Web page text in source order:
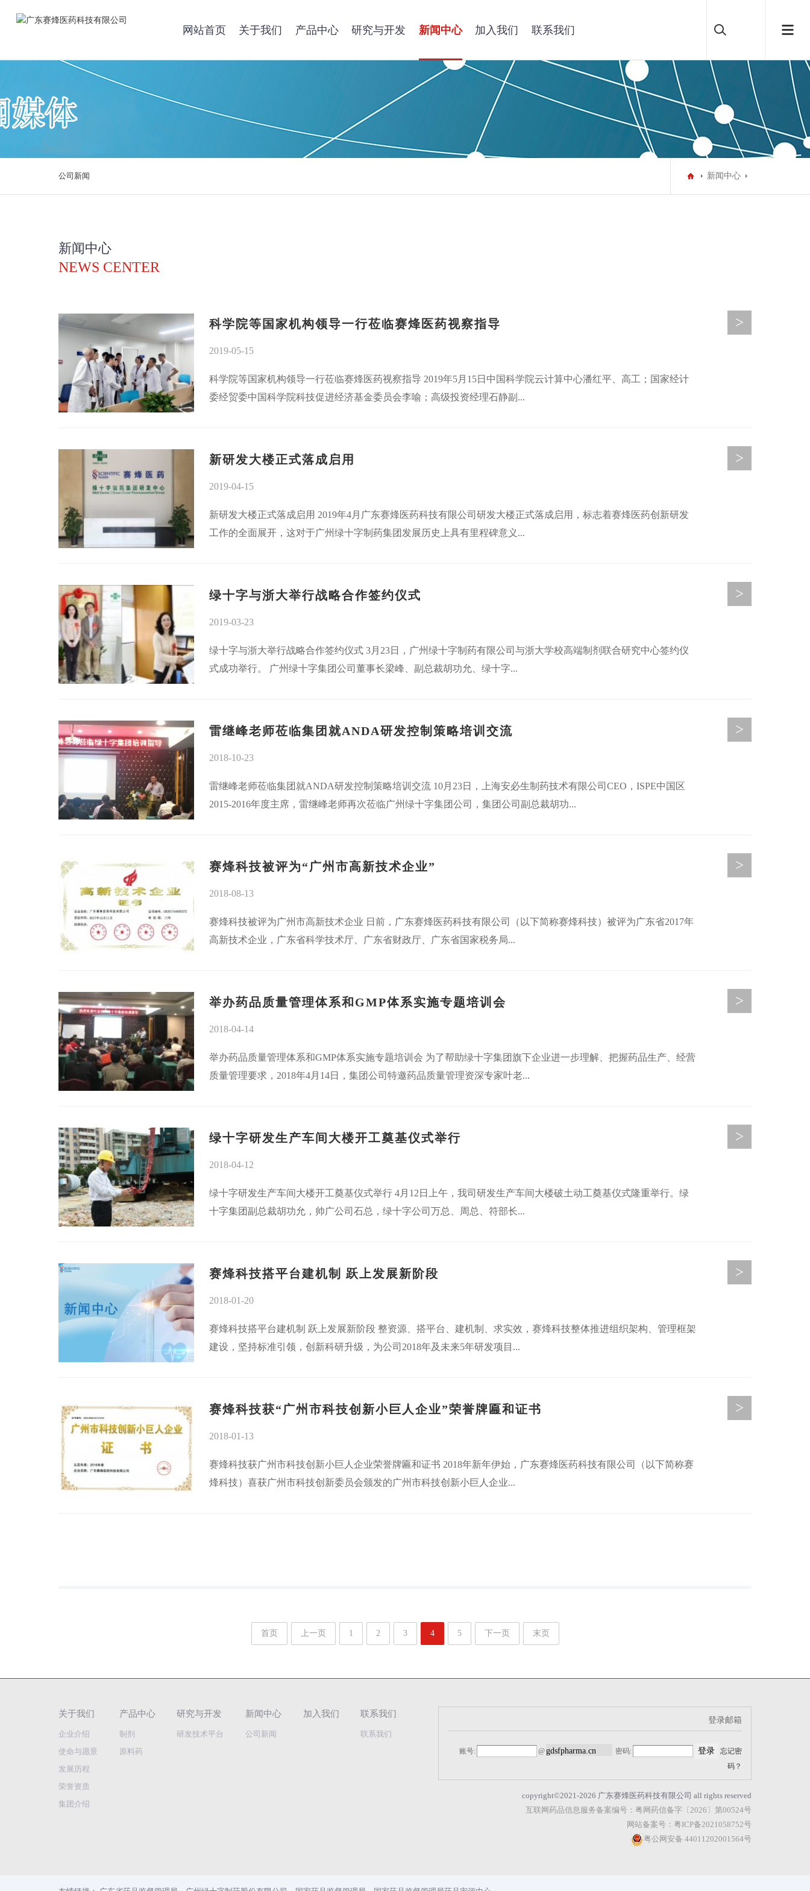
网站首页 关于我们 产品中心 研究与开发 新闻中心 加入我们 联系我们
公司新闻 新闻中心
新闻中心
NEWS CENTER
科学院等国家机构领导一行莅临赛烽医药视察指导 >
2019-05-15
科学院等国家机构领导一行莅临赛烽医药视察指导 2019年5月15日中国科学院云计算中心潘红平、高工；国家经计
委经贸委中国科学院科技促进经济基金委员会李喻；高级投资经理石静副...
新研发大楼正式落成启用 >
2019-04-15
新研发大楼正式落成启用 2019年4月广东赛烽医药科技有限公司研发大楼正式落成启用，标志着赛烽医药创新研发
工作的全面展开，这对于广州绿十字制药集团发展历史上具有里程碑意义...
绿十字与浙大举行战略合作签约仪式 >
2019-03-23
绿十字与浙大举行战略合作签约仪式 3月23日，广州绿十字制药有限公司与浙大学校高端制剂联合研究中心签约仪
式成功举行。 广州绿十字集团公司董事长梁峰、副总裁胡功允、绿十字...
雷继峰老师莅临集团就ANDA研发控制策略培训交流 >
2018-10-23
雷继峰老师莅临集团就ANDA研发控制策略培训交流 10月23日，上海安必生制药技术有限公司CEO，ISPE中国区
2015-2016年度主席，雷继峰老师再次莅临广州绿十字集团公司，集团公司副总裁胡功...
赛烽科技被评为“广州市高新技术企业” >
2018-08-13
赛烽科技被评为广州市高新技术企业 日前，广东赛烽医药科技有限公司（以下简称赛烽科技）被评为广东省2017年
高新技术企业，广东省科学技术厅、广东省财政厅、广东省国家税务局...
举办药品质量管理体系和GMP体系实施专题培训会 >
2018-04-14
举办药品质量管理体系和GMP体系实施专题培训会 为了帮助绿十字集团旗下企业进一步理解、把握药品生产、经营
质量管理要求，2018年4月14日，集团公司特邀药品质量管理资深专家叶老...
绿十字研发生产车间大楼开工奠基仪式举行 >
2018-04-12
绿十字研发生产车间大楼开工奠基仪式举行 4月12日上午，我司研发生产车间大楼破土动工奠基仪式隆重举行。绿
十字集团副总裁胡功允，帅广公司石总，绿十字公司万总、周总、符部长...
赛烽科技搭平台建机制 跃上发展新阶段 >
2018-01-20
赛烽科技搭平台建机制 跃上发展新阶段 整资源、搭平台、建机制、求实效，赛烽科技整体推进组织架构、管理框架
建设，坚持标准引领，创新科研升级，为公司2018年及未来5年研发项目...
赛烽科技获“广州市科技创新小巨人企业”荣誉牌匾和证书 >
2018-01-13
赛烽科技获广州市科技创新小巨人企业荣誉牌匾和证书 2018年新年伊始，广东赛烽医药科技有限公司（以下简称赛
烽科技）喜获广州市科技创新委员会颁发的广州市科技创新小巨人企业...
首页 上一页 1 2 3 4 5 下一页 末页
关于我们
企业介绍
使命与愿景
发展历程
荣誉资质
集团介绍
产品中心
制剂
原料药
研究与开发
研发技术平台
新闻中心
公司新闻
加入我们 联系我们
联系我们
登录邮箱
账号: @ 密码:
忘记密
码？
copyright©2021-2026 广东赛烽医药科技有限公司 all rights reserved
互联网药品信息服务备案编号：粤网药信备字〔2026〕第00524号
网站备案号：粤ICP备2021058752号
粤公网安备 44011202001564号